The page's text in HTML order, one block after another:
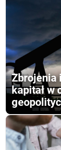
Zbrojenia
kapitał w